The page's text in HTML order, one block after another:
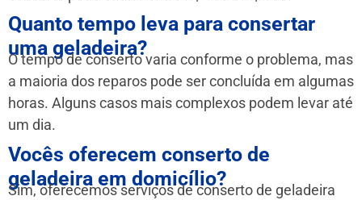
Quanto tempo leva para consertar
uma geladeira?
O tempo de conserto varia conforme o problema, mas
a maioria dos reparos pode ser concluída em algumas
horas. Alguns casos mais complexos podem levar até
um dia.
Vocês oferecem conserto de
geladeira em domicílio?
Sim, oferecemos serviços de conserto de geladeira